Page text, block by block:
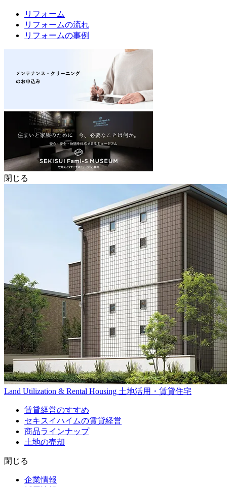
リフォーム
リフォームの流れ
リフォームの事例
閉じる
Land Utilization & Rental Housing 土地活用・賃貸住宅
賃貸経営のすすめ
セキスイハイムの賃貸経営
商品ラインナップ
土地の売却
閉じる
企業情報